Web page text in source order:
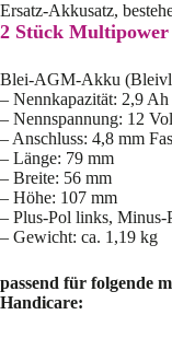
Ersatz-Akkusatz,
2 Stück Multipower
Blei-AGM-Akku
– Nennkapazität: 2,9
– Nennspannung: 12
– Anschluss: 4,8 mm
– Länge: 79 mm
– Breite: 56 mm
– Höhe: 107 mm
– Plus-Pol links, Minus-
– Gewicht: ca. 1,19 kg
passend für folgende
Handicare: